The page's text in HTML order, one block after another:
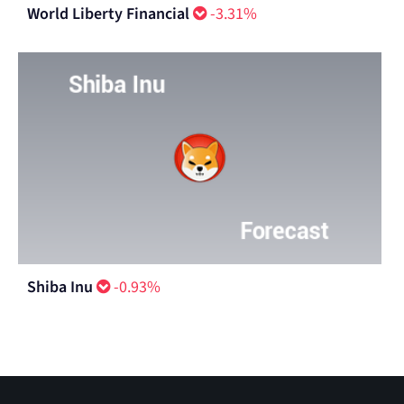
World Liberty Financial -3.31%
Shiba Inu -0.93%